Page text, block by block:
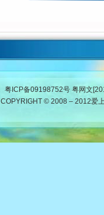
粤ICP备09198752号 粤网文
COPYRIGHT © 2008 – 2012爱